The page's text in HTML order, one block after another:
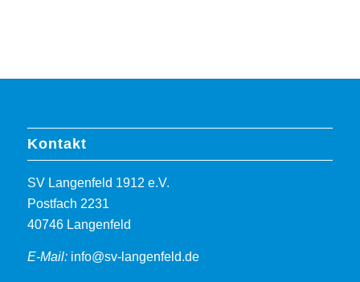
Kontakt
SV Langenfeld 1912 e.V.
Postfach 2231
40746 Langenfeld
E-Mail: info@sv-langenfeld.de